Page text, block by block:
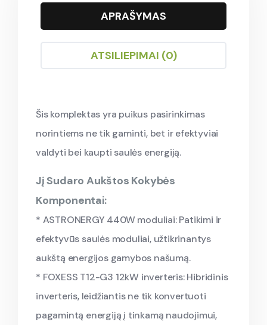
APRAŠYMAS
ATSILIEPIMAI (0)
Šis komplektas yra puikus pasirinkimas
norintiems ne tik gaminti, bet ir efektyviai
valdyti bei kaupti saulės energiją.
Jį Sudaro Aukštos Kokybės
Komponentai:
* ASTRONERGY 440W moduliai: Patikimi ir
efektyvūs saulės moduliai, užtikrinantys
aukštą energijos gamybos našumą.
* FOXESS T12-G3 12kW inverteris: Hibridinis
inverteris, leidžiantis ne tik konvertuoti
pagamintą energiją į tinkamą naudojimui,